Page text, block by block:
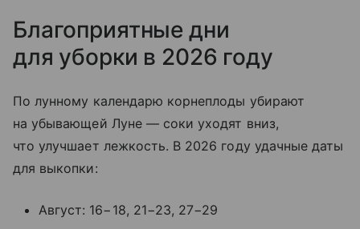
Благоприятные дни
для уборки в 2026 году
По лунному календарю корнеплоды убирают
на убывающей Луне — соки уходят вниз,
что улучшает лежкость. В 2026 году удачные даты
для выкопки:
Август: 16−18, 21−23, 27−29